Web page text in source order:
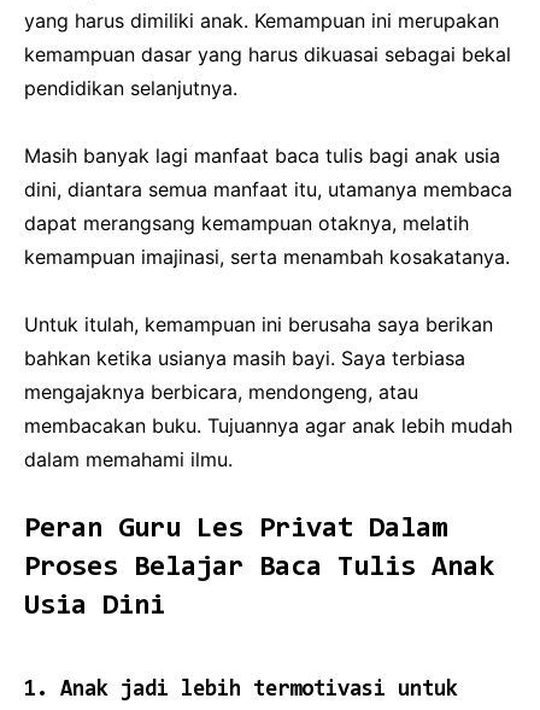
yang harus dimiliki anak. Kemampuan ini merupakan
kemampuan dasar yang harus dikuasai sebagai bekal
pendidikan selanjutnya.
Masih banyak lagi manfaat baca tulis bagi anak usia
dini, diantara semua manfaat itu, utamanya membaca
dapat merangsang kemampuan otaknya, melatih
kemampuan imajinasi, serta menambah kosakatanya.
Untuk itulah, kemampuan ini berusaha saya berikan
bahkan ketika usianya masih bayi. Saya terbiasa
mengajaknya berbicara, mendongeng, atau
membacakan buku. Tujuannya agar anak lebih mudah
dalam memahami ilmu.
Peran Guru Les Privat Dalam
Proses Belajar Baca Tulis Anak
Usia Dini
1. Anak jadi lebih termotivasi untuk